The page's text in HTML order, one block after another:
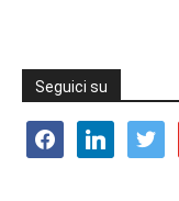
Seguici su
facebooklinkedin twitter